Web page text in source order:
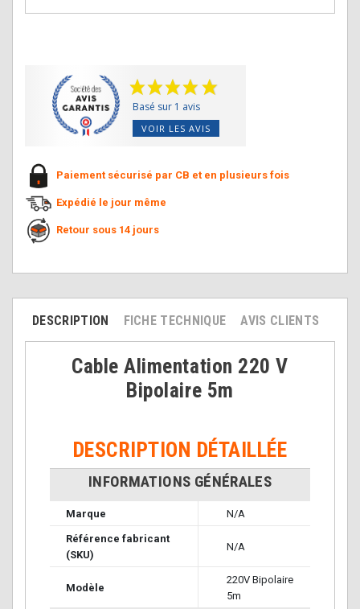
Basé sur 1 avis
VOIR LES AVIS
Paiement sécurisé par CB et en plusieurs fois
Expédié le jour même
Retour sous 14 jours
DESCRIPTION FICHE TECHNIQUE AVIS CLIENTS
Cable Alimentation 220 V
Bipolaire 5m
DESCRIPTION DÉTAILLÉE
INFORMATIONS GÉNÉRALES
Marque N/A
Référence fabricant
(SKU)
N/A
Modèle
220V Bipolaire
5m